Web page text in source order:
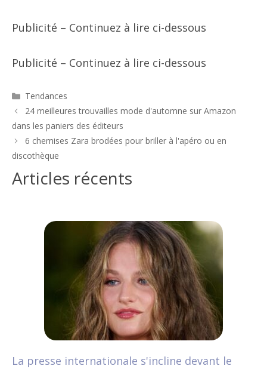
Publicité – Continuez à lire ci-dessous
Publicité – Continuez à lire ci-dessous
Catégories
Tendances
Navigation
des
24 meilleures trouvailles mode d'automne sur Amazon
dans les paniers des éditeurs
6 chemises Zara brodées pour briller à l'apéro ou en
discothèque
Articles récents
La presse internationale s'incline devant le